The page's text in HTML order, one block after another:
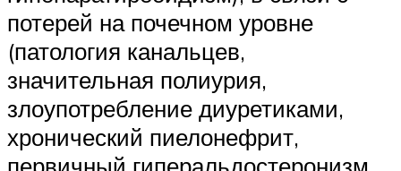
потерей на почечном уровне
(патология канальцев,
значительная полиурия,
злоупотребление диуретиками,
хронический пиелонефрит,